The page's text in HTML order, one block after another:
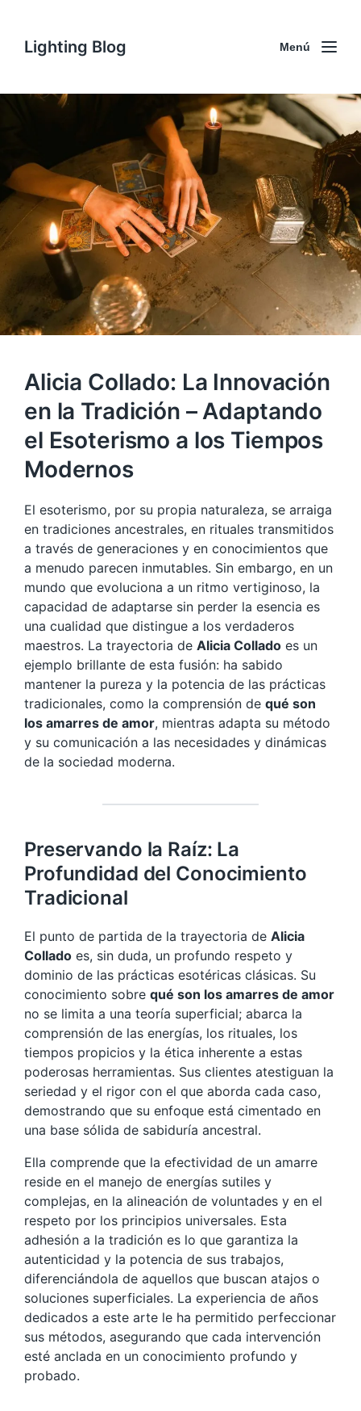
Lighting Blog Menú
Alicia Collado: La Innovación
en la Tradición – Adaptando
el Esoterismo a los Tiempos
Modernos
El esoterismo, por su propia naturaleza, se arraiga
en tradiciones ancestrales, en rituales transmitidos
a través de generaciones y en conocimientos que
a menudo parecen inmutables. Sin embargo, en un
mundo que evoluciona a un ritmo vertiginoso, la
capacidad de adaptarse sin perder la esencia es
una cualidad que distingue a los verdaderos
maestros. La trayectoria de Alicia Collado es un
ejemplo brillante de esta fusión: ha sabido
mantener la pureza y la potencia de las prácticas
tradicionales, como la comprensión de qué son
los amarres de amor, mientras adapta su método
y su comunicación a las necesidades y dinámicas
de la sociedad moderna.
Preservando la Raíz: La
Profundidad del Conocimiento
Tradicional
El punto de partida de la trayectoria de Alicia
Collado es, sin duda, un profundo respeto y
dominio de las prácticas esotéricas clásicas. Su
conocimiento sobre qué son los amarres de amor
no se limita a una teoría superficial; abarca la
comprensión de las energías, los rituales, los
tiempos propicios y la ética inherente a estas
poderosas herramientas. Sus clientes atestiguan la
seriedad y el rigor con el que aborda cada caso,
demostrando que su enfoque está cimentado en
una base sólida de sabiduría ancestral.
Ella comprende que la efectividad de un amarre
reside en el manejo de energías sutiles y
complejas, en la alineación de voluntades y en el
respeto por los principios universales. Esta
adhesión a la tradición es lo que garantiza la
autenticidad y la potencia de sus trabajos,
diferenciándola de aquellos que buscan atajos o
soluciones superficiales. La experiencia de años
dedicados a este arte le ha permitido perfeccionar
sus métodos, asegurando que cada intervención
esté anclada en un conocimiento profundo y
probado.